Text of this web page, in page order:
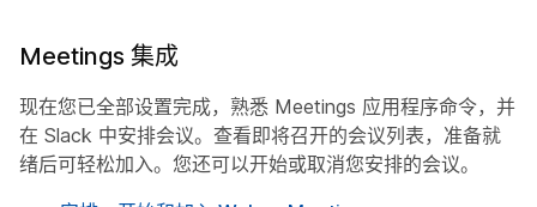
Meetings 集成
现在您已全部设置完成，熟悉 Meetings 应用程序命令，并
在 Slack 中安排会议。查看即将召开的会议列表，准备就
绪后可轻松加入。您还可以开始或取消您安排的会议。